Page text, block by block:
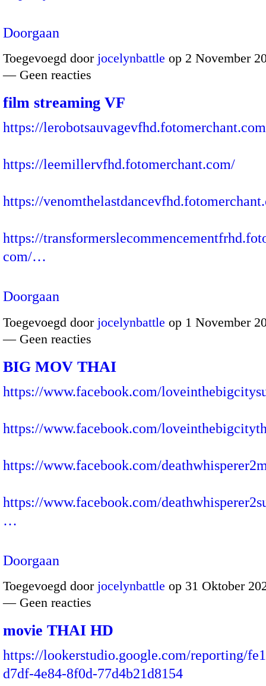
Doorgaan
Toegevoegd door jocelynbattle op 2 November
— Geen reacties
film streaming VF
https://
https://leemillervfhd.fotomerchant.com/
https://
https://
com/…
Doorgaan
Toegevoegd door jocelynbattle op 1 November
— Geen reacties
BIG MOV THAI
https://www.facebook.com/
https://www.facebook.com/
https://www.facebook.com/
https://www.facebook.com/
…
Doorgaan
Toegevoegd door jocelynbattle op 31 Oktober
— Geen reacties
movie THAI HD
https://lookerstudio.google.com/reporting/
d7df-4e84-8f0d-77d4b21d8154